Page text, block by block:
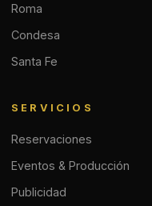
Roma
Condesa
Santa Fe
SERVICIOS
Reservaciones
Eventos & Producción
Publicidad